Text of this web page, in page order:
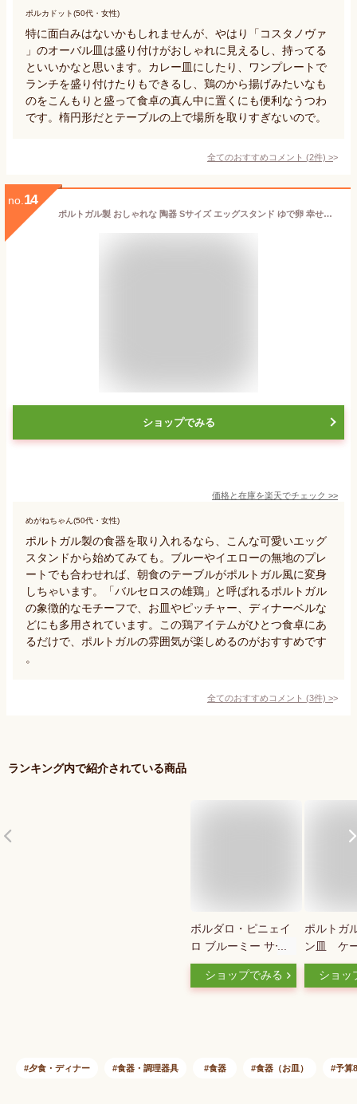
ポルカドット(50代・女性)
特に面白みはないかもしれませんが、やはり「コスタノヴァ
」のオーバル皿は盛り付けがおしゃれに見えるし、持ってる
といいかなと思います。カレー皿にしたり、ワンプレートで
ランチを盛り付けたりもできるし、鶏のから揚げみたいなも
のをこんもりと盛って食卓の真ん中に置くにも便利なうつわ
です。楕円形だとテーブルの上で場所を取りすぎないので。
全てのおすすめコメント (2件) >
no. 14
ポルトガル製 おしゃれな 陶器 Sサイズ エッグスタンド ゆで卵 幸せを呼ぶ バルセロスの鶏 【Good Morning! ニワトリ 食器】朝食 ヨーロッパ 手描き エッグカップ たまご立て チキン ルースター パーティー ギフト 酉年 europe_plum pif-612ch
ショップでみる
価格と在庫を楽天でチェック >>
めがねちゃん(50代・女性)
ポルトガル製の食器を取り入れるなら、こんな可愛いエッグ
スタンドから始めてみても。ブルーやイエローの無地のプレ
ートでも合わせれば、朝食のテーブルがポルトガル風に変身
しちゃいます。「バルセロスの雄鶏」と呼ばれるポルトガル
の象徴的なモチーフで、お皿やピッチャー、ディナーベルな
どにも多用されています。この鶏アイテムがひとつ食卓にあ
るだけで、ポルトガルの雰囲気が楽しめるのがおすすめです
。
全てのおすすめコメント (3件) >
ランキング内で紹介されている商品
ボルダロ・ピニェイ
ロ ブルーミー サー
ビングボウル ジニア
ホワイト ポルトガル
ショップでみる
ポルトガ
ン皿 ケ
ダロ・ピ
社ショッ
夕食・ディナー 食器・調理器具 食器 食器（お皿） 予算